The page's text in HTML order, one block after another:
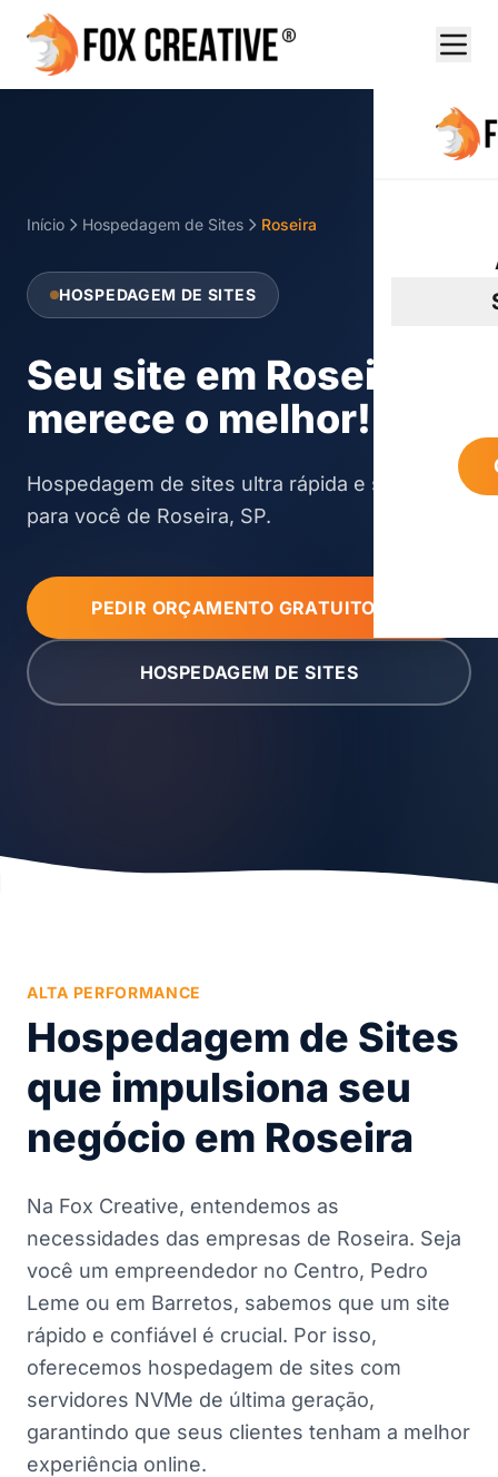
Início Hospedagem de Sites Roseira
HOSPEDAGEM DE SITES
Seu site em Roseira
merece o melhor!
Hospedagem de sites ultra rápida e segura
para você de Roseira, SP.
PEDIR ORÇAMENTO GRATUITO
HOSPEDAGEM DE SITES
ALTA PERFORMANCE
Hospedagem de Sites
que impulsiona seu
negócio em Roseira
Na Fox Creative, entendemos as
necessidades das empresas de Roseira. Seja
você um empreendedor no Centro, Pedro
Leme ou em Barretos, sabemos que um site
rápido e confiável é crucial. Por isso,
oferecemos hospedagem de sites com
servidores NVMe de última geração,
garantindo que seus clientes tenham a melhor
experiência online.